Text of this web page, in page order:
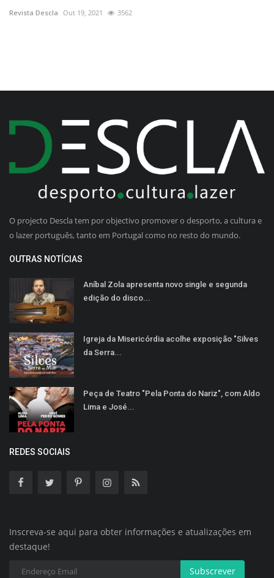
Revista Descla Out 19, 2021 3562
O projecto Descla tem por objectivo promover o desporto, a cultura e
o lazer português, tanto em Portugal como no resto do mundo.
OUTRAS NOTÍCIAS
Aníbal Zola apresenta novo single e segunda
edição do disco...
Igreja da Misericórdia acolhe exposição "Silves
da Serra...
Peça de Teatro "Pela Ponta do Nariz", com Aldo
Lima e José...
REDES SOCIAIS
Inscreva-se aqui para obter informações e atualizações em
destaque!
Subscrever